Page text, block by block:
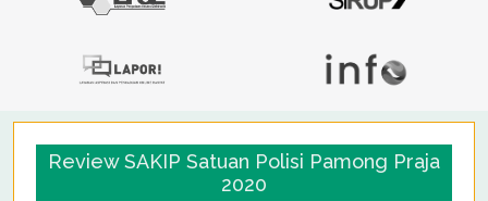
Review SAKIP Satuan Polisi Pamong Praja
2020